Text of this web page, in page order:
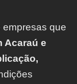
empresas que
Acaraú e